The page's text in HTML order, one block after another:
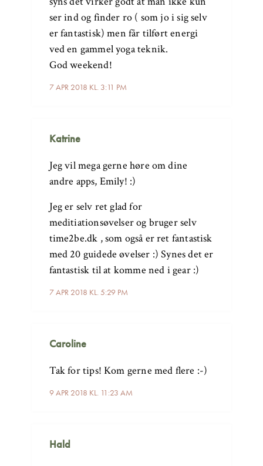
7 APR 2018 KL. 3:11 PM
ser ind og finder ro ( som jo i sig selv
er fantastisk) men får tilført energi
ved en gammel yoga teknik.
God weekend!
Katrine
7 APR 2018 KL. 5:29 PM
Jeg vil mega gerne høre om dine
andre apps, Emily! :)
Jeg er selv ret glad for
meditiationsøvelser og bruger selv
time2be.dk , som også er ret fantastisk
med 20 guidede øvelser :) Synes det er
fantastisk til at komme ned i gear :)
Caroline
9 APR 2018 KL. 11:23 AM
Tak for tips! Kom gerne med flere :-)
Hald